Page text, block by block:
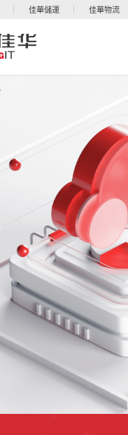
佳華儲運 佳華物流